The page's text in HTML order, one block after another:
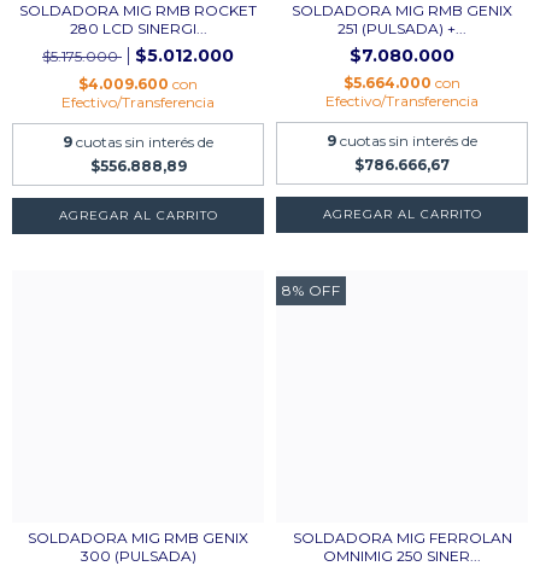
SOLDADORA MIG RMB ROCKET
280 LCD SINERGI...
$5.175.000
$5.012.000
$4.009.600 con
Efectivo/Transferencia
9 cuotas sin interés de
$556.888,89
AGREGAR AL CARRITO
SOLDADORA MIG RMB GENIX
251 (PULSADA) +...
$7.080.000
$5.664.000 con
Efectivo/Transferencia
9 cuotas sin interés de
$786.666,67
AGREGAR AL CARRITO
SOLDADORA MIG RMB GENIX
300 (PULSADA)
8% OFF
SOLDADORA MIG FERROLAN
OMNIMIG 250 SINER...